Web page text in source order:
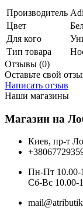
Производитель
Цвет
Для кого
Тип товара
Отзывы (0)
Оставьте свой
Написать отзыв
Наши магазины
Магазин на
Киев, пр-т
Пн-Пт 10.00-
Cб-Вс 10.00-